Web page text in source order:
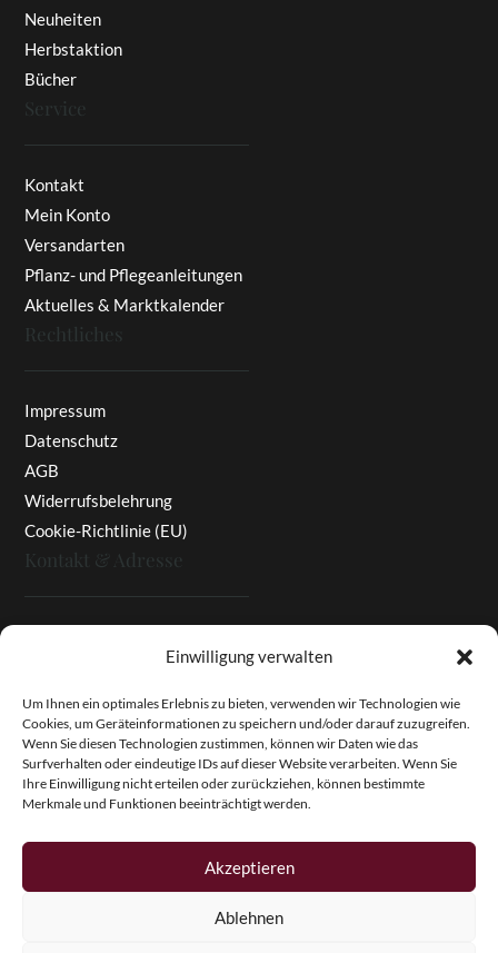
Einwilligung verwalten
Um Ihnen ein optimales Erlebnis zu bieten, verwenden wir Technologien wie
Cookies, um Geräteinformationen zu speichern und/oder darauf zuzugreifen.
Wenn Sie diesen Technologien zustimmen, können wir Daten wie das
Surfverhalten oder eindeutige IDs auf dieser Website verarbeiten. Wenn Sie
Ihre Einwilligung nicht erteilen oder zurückziehen, können bestimmte
Merkmale und Funktionen beeinträchtigt werden.
Akzeptieren
Ablehnen
Neuheiten
Herbstaktion
Bücher
Service
Kontakt
Mein Konto
Versandarten
Pflanz- und Pflegeanleitungen
Aktuelles & Marktkalender
Rechtliches
Impressum
Datenschutz
AGB
Widerrufsbelehrung
Cookie-Richtlinie (EU)
Kontakt & Adresse
Heinz Enzinger-Panitz
Aussergernwallen 3
94166 Stubenberg
Deutschland
Tel.:+49 (0)8574 - 91 97 79
info@pfingstrosen.eu
Copyright © 2026 Magic Garden Paeonies. Rottaler